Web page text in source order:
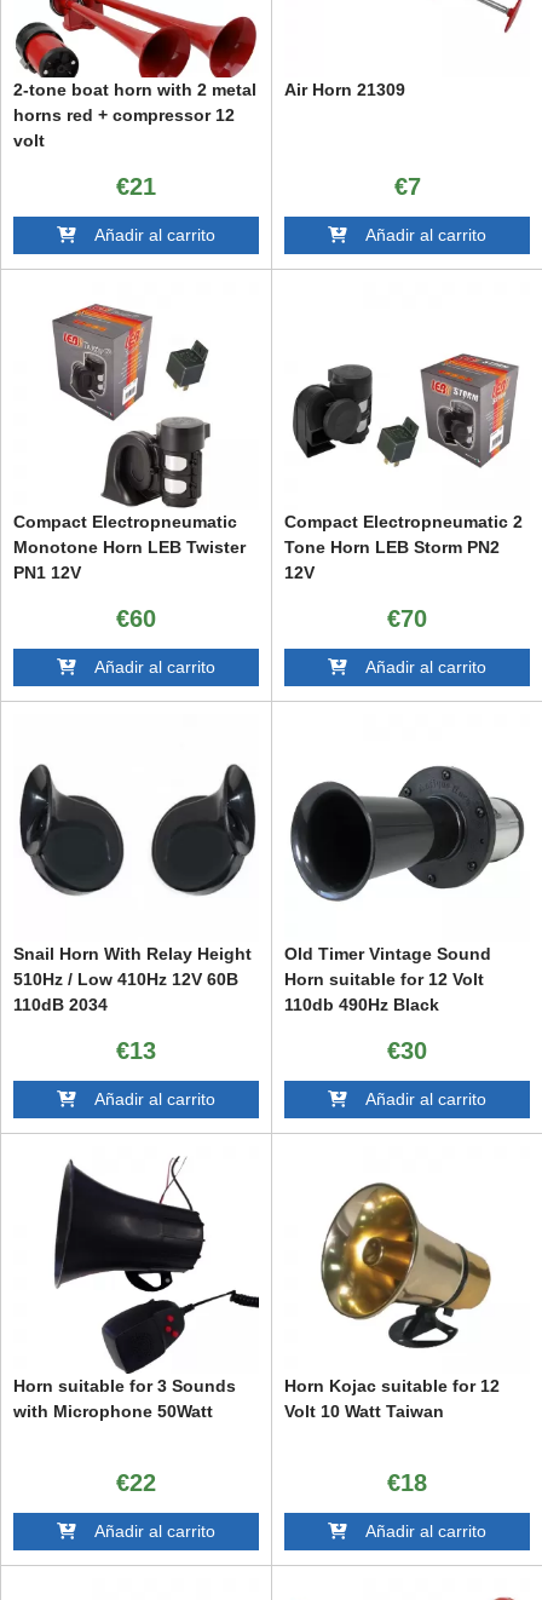
2-tone boat horn with 2 metal
horns red + compressor 12
volt
€21
Añadir al carrito
Air Horn 21309
€7
Añadir al carrito
Compact Electropneumatic
Monotone Horn LEB Twister
PN1 12V
€60
Añadir al carrito
Compact Electropneumatic 2
Tone Horn LEB Storm PN2
12V
€70
Añadir al carrito
Snail Horn With Relay Height
510Hz / Low 410Hz 12V 60B
110dB 2034
€13
Añadir al carrito
Old Timer Vintage Sound
Horn suitable for 12 Volt
110db 490Hz Black
€30
Añadir al carrito
Horn suitable for 3 Sounds
with Microphone 50Watt
€22
Añadir al carrito
Horn Kojac suitable for 12
Volt 10 Watt Taiwan
€18
Añadir al carrito